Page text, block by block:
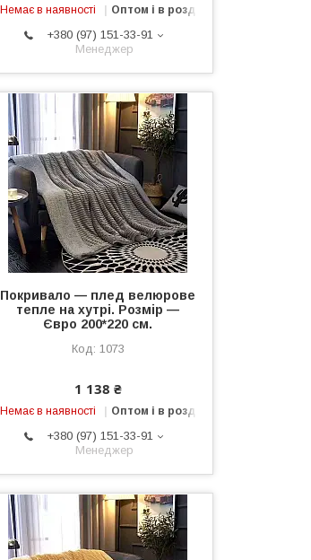
Немає в наявності Оптом і в роздріб
+380 (97) 151-33-91
Менеджер
Покривало — плед велюрове
тепле на хутрі. Розмір —
Євро 200*220 см.
1073
1 138 ₴
Немає в наявності Оптом і в роздріб
+380 (97) 151-33-91
Менеджер